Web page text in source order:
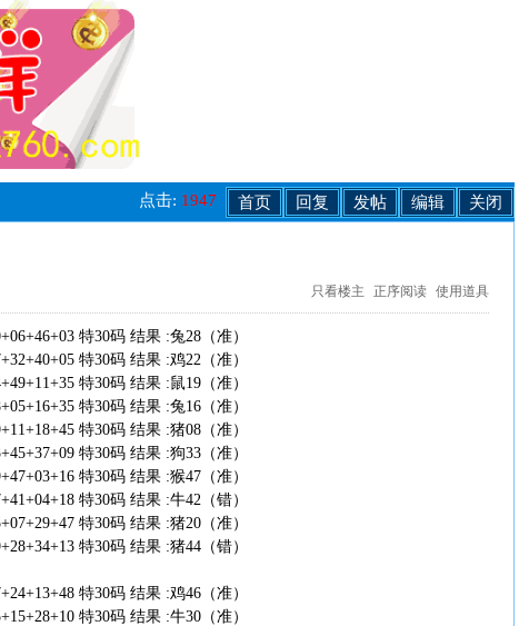
关闭
编辑
发帖
回复
首页
点击: 1947
只看楼主 正序阅读 使用道具
特30码 结果 :兔28（准）
特30码 结果 :鸡22（准）
特30码 结果 :鼠19（准）
特30码 结果 :兔16（准）
特30码 结果 :猪08（准）
特30码 结果 :狗33（准）
特30码 结果 :猴47（准）
特30码 结果 :牛42（错）
特30码 结果 :猪20（准）
特30码 结果 :猪44（错）
特30码 结果 :鸡46（准）
特30码 结果 :牛30（准）